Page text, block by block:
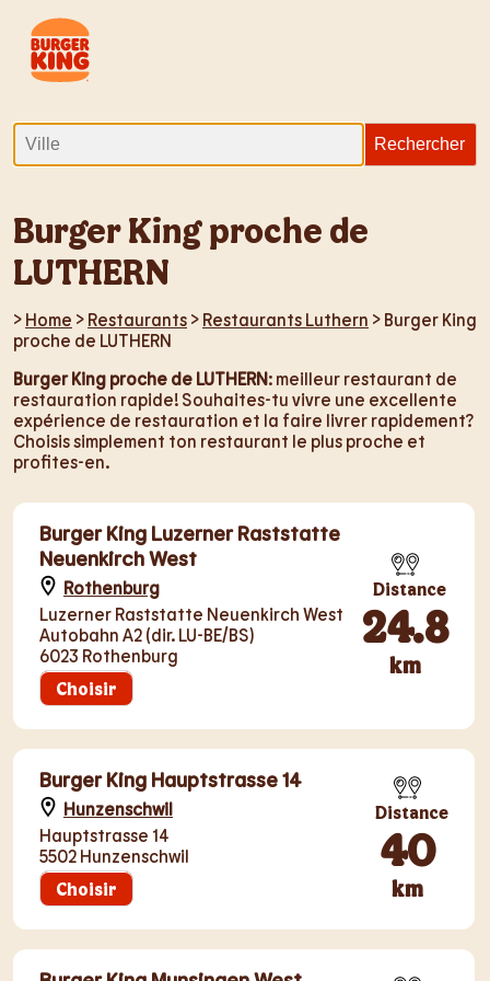
Burger King proche de
LUTHERN
> Home > Restaurants > Restaurants Luthern > Burger King
proche de LUTHERN
Burger King proche de LUTHERN: meilleur restaurant de
restauration rapide! Souhaites-tu vivre une excellente
expérience de restauration et la faire livrer rapidement?
Choisis simplement ton restaurant le plus proche et
profites-en.
Burger King Luzerner Raststatte
Neuenkirch West
Rothenburg
Luzerner Raststatte Neuenkirch West
Autobahn A2 (dir. LU-BE/BS)
6023 Rothenburg
Choisir
Distance
24.8
km
Burger King Hauptstrasse 14
Hunzenschwil
Hauptstrasse 14
5502 Hunzenschwil
Choisir
Distance
40
km